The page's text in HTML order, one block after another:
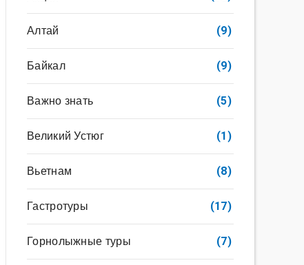
Алтай (9)
Байкал (9)
Важно знать (5)
Великий Устюг (1)
Вьетнам (8)
Гастротуры (17)
Горнолыжные туры (7)